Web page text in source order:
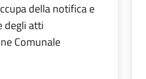
della notifica e
degli atti
Comunale